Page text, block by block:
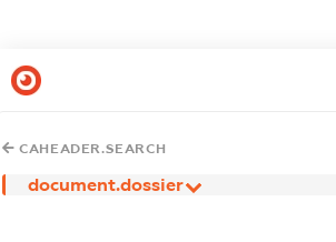
CAHEADER.SEARCH
document.dossier